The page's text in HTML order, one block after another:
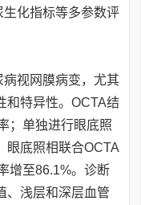
化指标等多参数评
视网膜病变，尤其
和特异性。OCTA结
；单独进行眼底照
眼底照相联合OCTA
增至86.1%。诊断
、浅层和深层血管